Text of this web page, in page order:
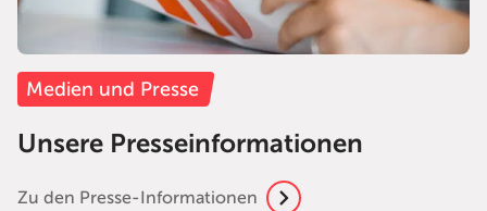
Medien und Presse
Unsere Presseinformationen
Zu den Presse-Informationen